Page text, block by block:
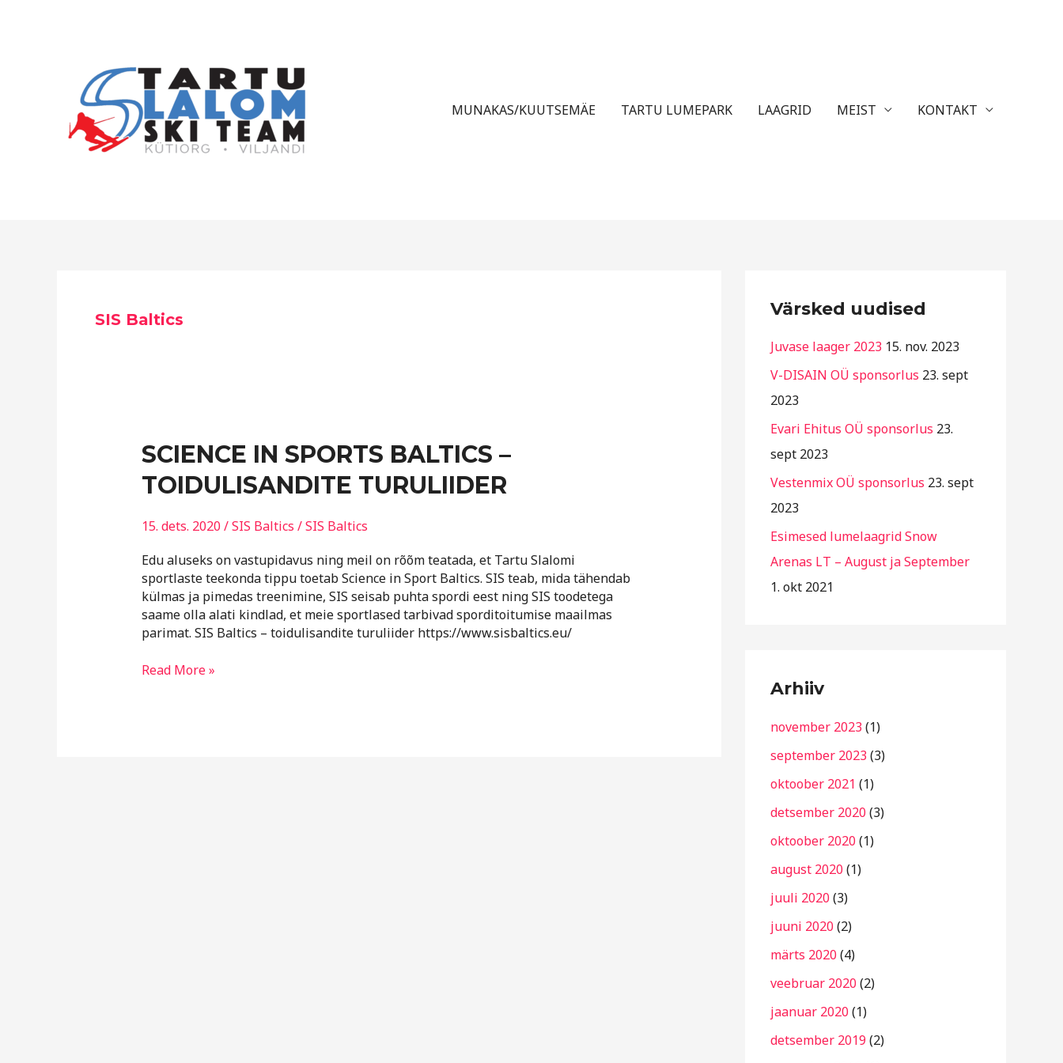
MUNAKAS/KUUTSEMÄE TARTU LUMEPARK LAAGRID MEIST KONTAKT
SIS Baltics
SCIENCE IN SPORTS BALTICS –
TOIDULISANDITE TURULIIDER
15. dets. 2020 /SIS Baltics /SIS Baltics
Edu aluseks on vastupidavus ning meil on rõõm teatada, et Tartu Slalomi
sportlaste teekonda tippu toetab Science in Sport Baltics. SIS teab, mida tähendab
külmas ja pimedas treenimine, SIS seisab puhta spordi eest ning SIS toodetega
saame olla alati kindlad, et meie sportlased tarbivad sporditoitumise maailmas
parimat. SIS Baltics – toidulisandite turuliider https://www.sisbaltics.eu/
SCIENCE
IN
SPORTS
–
TURULIIDER
Read More »
Värsked uudised
Juvase laager 2023 15. nov. 2023
V-DISAIN OÜ sponsorlus 23. sept
2023
Evari Ehitus OÜ sponsorlus 23.
sept 2023
Vestenmix OÜ sponsorlus 23. sept
2023
Esimesed lumelaagrid Snow
Arenas LT – August ja September
1. okt 2021
Arhiiv
november 2023 (1)
september 2023 (3)
oktoober 2021 (1)
detsember 2020 (3)
oktoober 2020 (1)
august 2020 (1)
juuli 2020 (3)
juuni 2020 (2)
märts 2020 (4)
veebruar 2020 (2)
jaanuar 2020 (1)
detsember 2019 (2)
u
r
i
i
g
i
d